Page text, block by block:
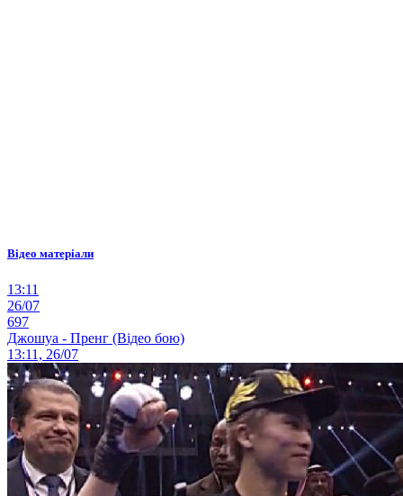
Відео матеріали
13:11
26/07
697
Джошуа - Пренг (Відео бою)
13:11, 26/07